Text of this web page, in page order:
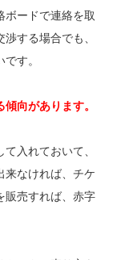
ボードで連絡を取
する場合でも、
す。
向があります。
入れておいて、
来なければ、チケ
販売すれば、赤字